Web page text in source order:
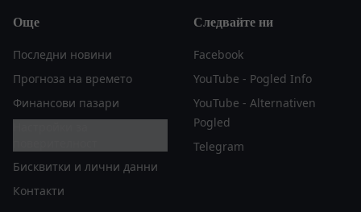
Още
Последни новини
Прогноза на времето
Финансови пазари
Бисквитки и лични данни
Контакти
Следвайте ни
Facebook
YouTube - Pogled Info
YouTube - Alternativen
Pogled
Telegram